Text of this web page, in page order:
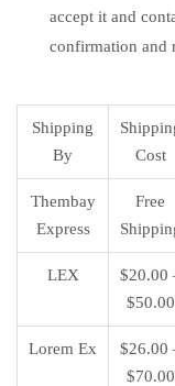
accept it and
confirmation and
Shipping
By
Cost
Thembay
Express
Free
LEX
$20.00
$50.00
Lorem Ex
$26.00
$70.00